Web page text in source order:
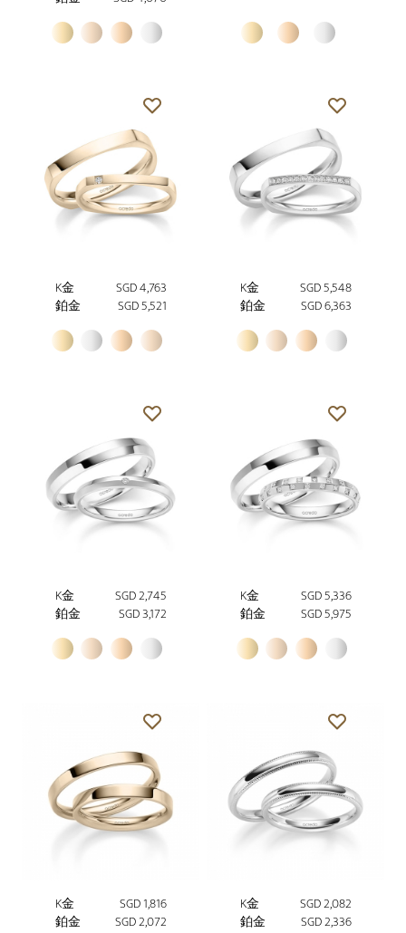
K金
SGD 4,763
鉑金
SGD 5,521
K金
SGD 5,548
鉑金
SGD 6,363
K金
SGD 2,745
鉑金
SGD 3,172
K金
SGD 5,336
鉑金
SGD 5,975
K金
SGD 1,816
鉑金
SGD 2,072
K金
SGD 2,082
鉑金
SGD 2,336